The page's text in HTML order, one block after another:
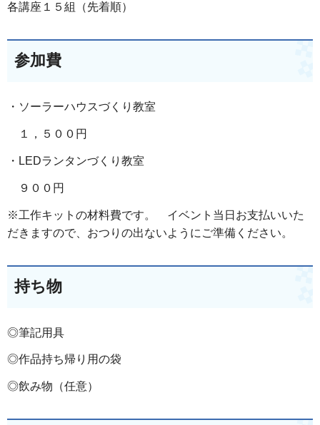
各講座１５組（先着順）
参加費
・ソーラーハウスづくり教室
１，５００円
・LEDランタンづくり教室
９００円
※工作キットの材料費です。 イベント当日お支払いいた
だきますので、おつりの出ないようにご準備ください。
持ち物
◎筆記用具
◎作品持ち帰り用の袋
◎飲み物（任意）